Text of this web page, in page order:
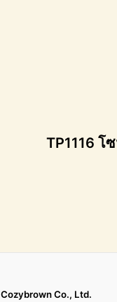
TP1116 โ
Cozybrown Co., Ltd.